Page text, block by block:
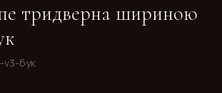
тридверна шириною
v3-бук